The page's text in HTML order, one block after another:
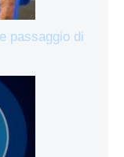
passaggio di